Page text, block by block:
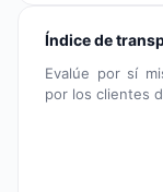
Índice de
Evalúe por sí
por los clientes